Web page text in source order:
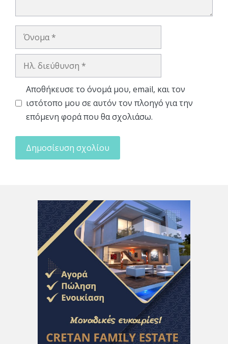
Όνομα
Ηλ.
Αποθήκευσε το όνομά μου, email, και τον
ιστότοπο μου σε αυτόν τον πλοηγό για την
επόμενη φορά που θα σχολιάσω.